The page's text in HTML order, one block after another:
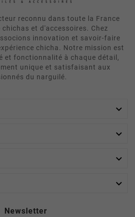
reconnu dans toute la France
chichas et d'accessoires. Chez
innovation et savoir-faire
chicha. Notre mission est
et fonctionnalité à chaque détail,
unique et satisfaisant aux
du narguilé.




Newsletter